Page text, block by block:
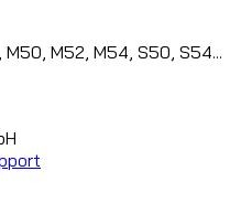
M52, M54, S50, S54...